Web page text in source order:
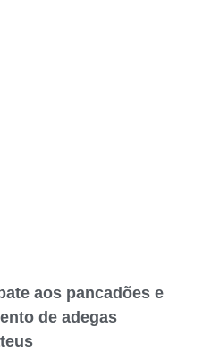
aos pancadões e
de adegas